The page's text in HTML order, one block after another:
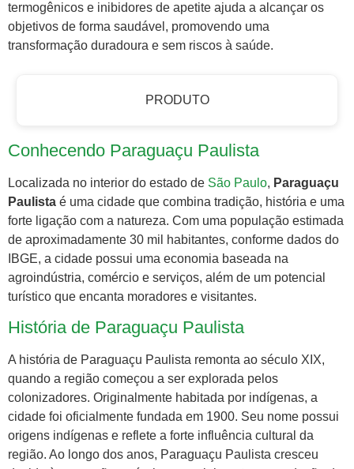
termogênicos e inibidores de apetite ajuda a alcançar os
objetivos de forma saudável, promovendo uma
transformação duradoura e sem riscos à saúde.
PRODUTO
Conhecendo Paraguaçu Paulista
Localizada no interior do estado de São Paulo, Paraguaçu
Paulista é uma cidade que combina tradição, história e uma
forte ligação com a natureza. Com uma população estimada
de aproximadamente 30 mil habitantes, conforme dados do
IBGE, a cidade possui uma economia baseada na
agroindústria, comércio e serviços, além de um potencial
turístico que encanta moradores e visitantes.
História de Paraguaçu Paulista
A história de Paraguaçu Paulista remonta ao século XIX,
quando a região começou a ser explorada pelos
colonizadores. Originalmente habitada por indígenas, a
cidade foi oficialmente fundada em 1900. Seu nome possui
origens indígenas e reflete a forte influência cultural da
região. Ao longo dos anos, Paraguaçu Paulista cresceu